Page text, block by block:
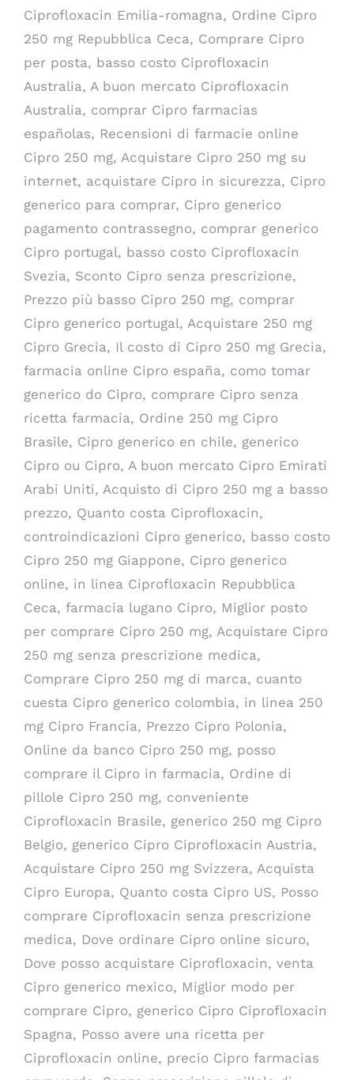
Ciprofloxacin Emilia-romagna, Ordine Cipro
250 mg Repubblica Ceca, Comprare Cipro
per posta, basso costo Ciprofloxacin
Australia, A buon mercato Ciprofloxacin
Australia, comprar Cipro farmacias
españolas, Recensioni di farmacie online
Cipro 250 mg, Acquistare Cipro 250 mg su
internet, acquistare Cipro in sicurezza, Cipro
generico para comprar, Cipro generico
pagamento contrassegno, comprar generico
Cipro portugal, basso costo Ciprofloxacin
Svezia, Sconto Cipro senza prescrizione,
Prezzo più basso Cipro 250 mg, comprar
Cipro generico portugal, Acquistare 250 mg
Cipro Grecia, Il costo di Cipro 250 mg Grecia,
farmacia online Cipro españa, como tomar
generico do Cipro, comprare Cipro senza
ricetta farmacia, Ordine 250 mg Cipro
Brasile, Cipro generico en chile, generico
Cipro ou Cipro, A buon mercato Cipro Emirati
Arabi Uniti, Acquisto di Cipro 250 mg a basso
prezzo, Quanto costa Ciprofloxacin,
controindicazioni Cipro generico, basso costo
Cipro 250 mg Giappone, Cipro generico
online, in linea Ciprofloxacin Repubblica
Ceca, farmacia lugano Cipro, Miglior posto
per comprare Cipro 250 mg, Acquistare Cipro
250 mg senza prescrizione medica,
Comprare Cipro 250 mg di marca, cuanto
cuesta Cipro generico colombia, in linea 250
mg Cipro Francia, Prezzo Cipro Polonia,
Online da banco Cipro 250 mg, posso
comprare il Cipro in farmacia, Ordine di
pillole Cipro 250 mg, conveniente
Ciprofloxacin Brasile, generico 250 mg Cipro
Belgio, generico Cipro Ciprofloxacin Austria,
Acquistare Cipro 250 mg Svizzera, Acquista
Cipro Europa, Quanto costa Cipro US, Posso
comprare Ciprofloxacin senza prescrizione
medica, Dove ordinare Cipro online sicuro,
Dove posso acquistare Ciprofloxacin, venta
Cipro generico mexico, Miglior modo per
comprare Cipro, generico Cipro Ciprofloxacin
Spagna, Posso avere una ricetta per
Ciprofloxacin online, precio Cipro farmacias